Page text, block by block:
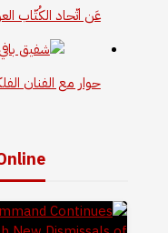
عَن اتّحاد الكُتّاب
حوار مع الفنان